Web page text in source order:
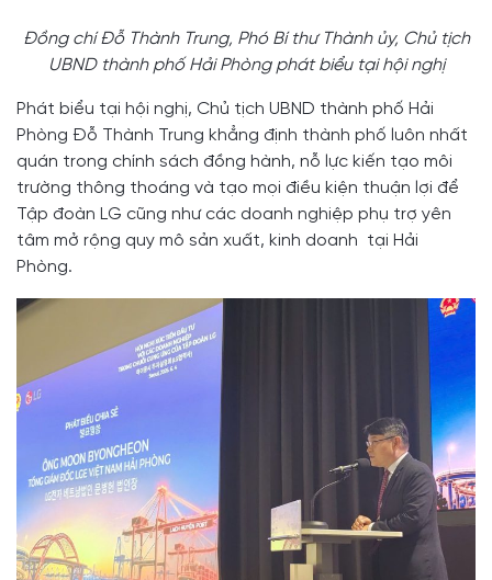
Đồng chí Đỗ Thành Trung, Phó Bí thư Thành ủy, Chủ tịch
UBND thành phố Hải Phòng phát biểu tại hội nghị
Phát biểu tại hội nghị, Chủ tịch UBND thành phố Hải
Phòng Đỗ Thành Trung khẳng định thành phố luôn nhất
quán trong chính sách đồng hành, nỗ lực kiến tạo môi
trường thông thoáng và tạo mọi điều kiện thuận lợi để
Tập đoàn LG cũng như các doanh nghiệp phụ trợ yên
tâm mở rộng quy mô sản xuất, kinh doanh tại Hải
Phòng.